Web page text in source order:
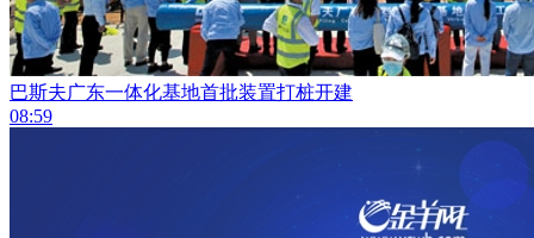
巴斯夫广东一体化基地首批装置打桩开建
08:59